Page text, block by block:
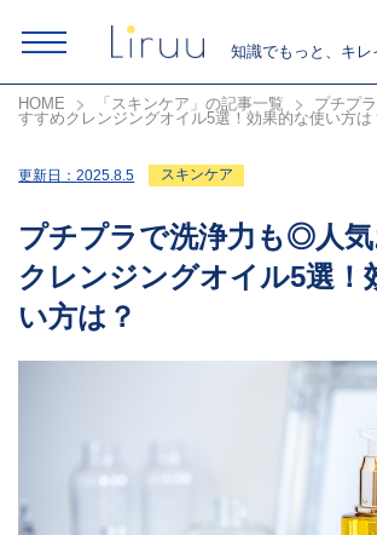
知識でもっと、キレ
HOME 「スキンケア」の記事一覧
プチプ
すすめクレンジングオイル5選！効果的な使い方は
更新日：2025.8.5 スキンケア
プチプラで洗浄力も◎人
クレンジングオイル5選！
い方は？